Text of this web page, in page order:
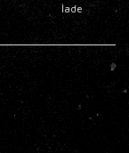
İade